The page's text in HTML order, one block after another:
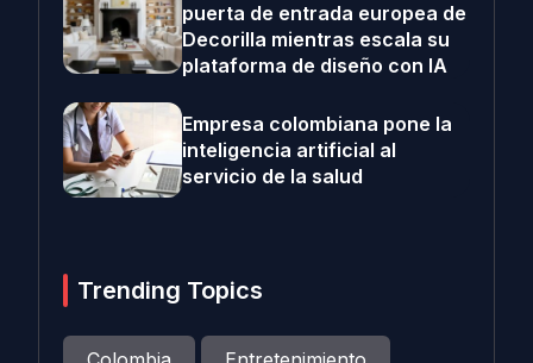
puerta de entrada europea de
Decorilla mientras escala su
plataforma de diseño con IA
Empresa colombiana pone la
inteligencia artificial al
servicio de la salud
Trending Topics